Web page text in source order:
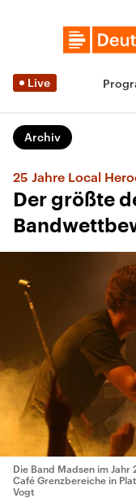
Live
Archiv
25 Jahre Local
Der größte
Die Band Madsen im
Café Grenzbereiche in
Vogt